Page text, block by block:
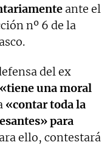
ante el
nº 6 de la
del ex
«tiene una moral
«contar toda la
para
ello, contestará